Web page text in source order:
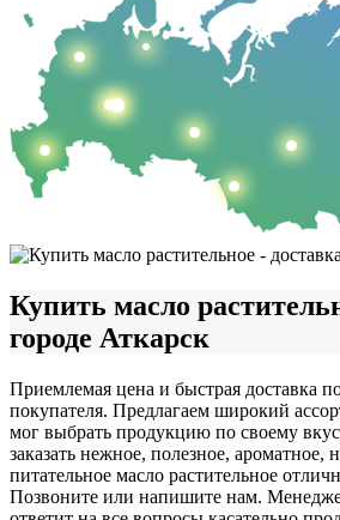
Купить масло
городе Аткарск
Приемлемая цена и быстрая доставка
покупателя. Предлагаем широкий
мог выбрать продукцию по своему
заказать нежное, полезное, ароматное,
питательное масло растительное
Позвоните или напишите нам.